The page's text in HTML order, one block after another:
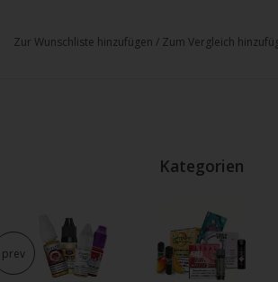
Zur Wunschliste hinzufügen / Zum Vergleich
Kategorien
prev